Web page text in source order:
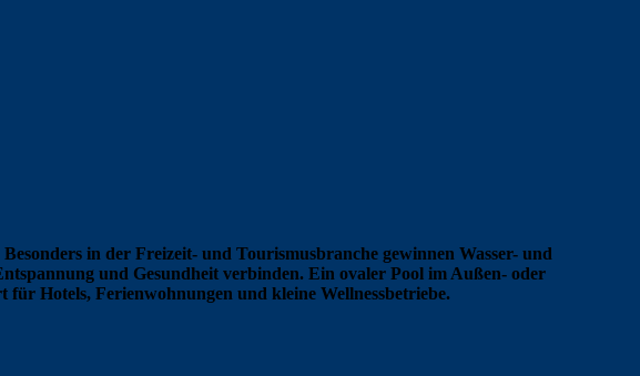
in der Freizeit- und Tourismusbranche gewinnen Wasser- und
und Gesundheit verbinden. Ein ovaler Pool im Außen- oder
Hotels, Ferienwohnungen und kleine Wellnessbetriebe.